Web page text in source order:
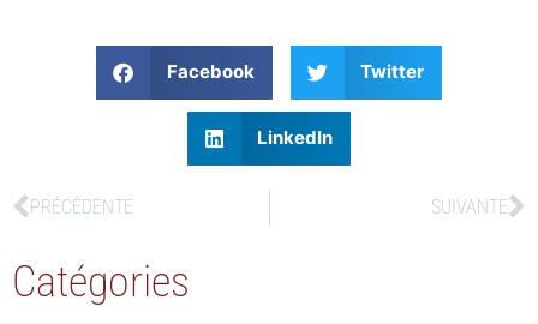
Facebook Twitter
LinkedIn
PRÉCÉDENTE SUIVANTE
Catégories